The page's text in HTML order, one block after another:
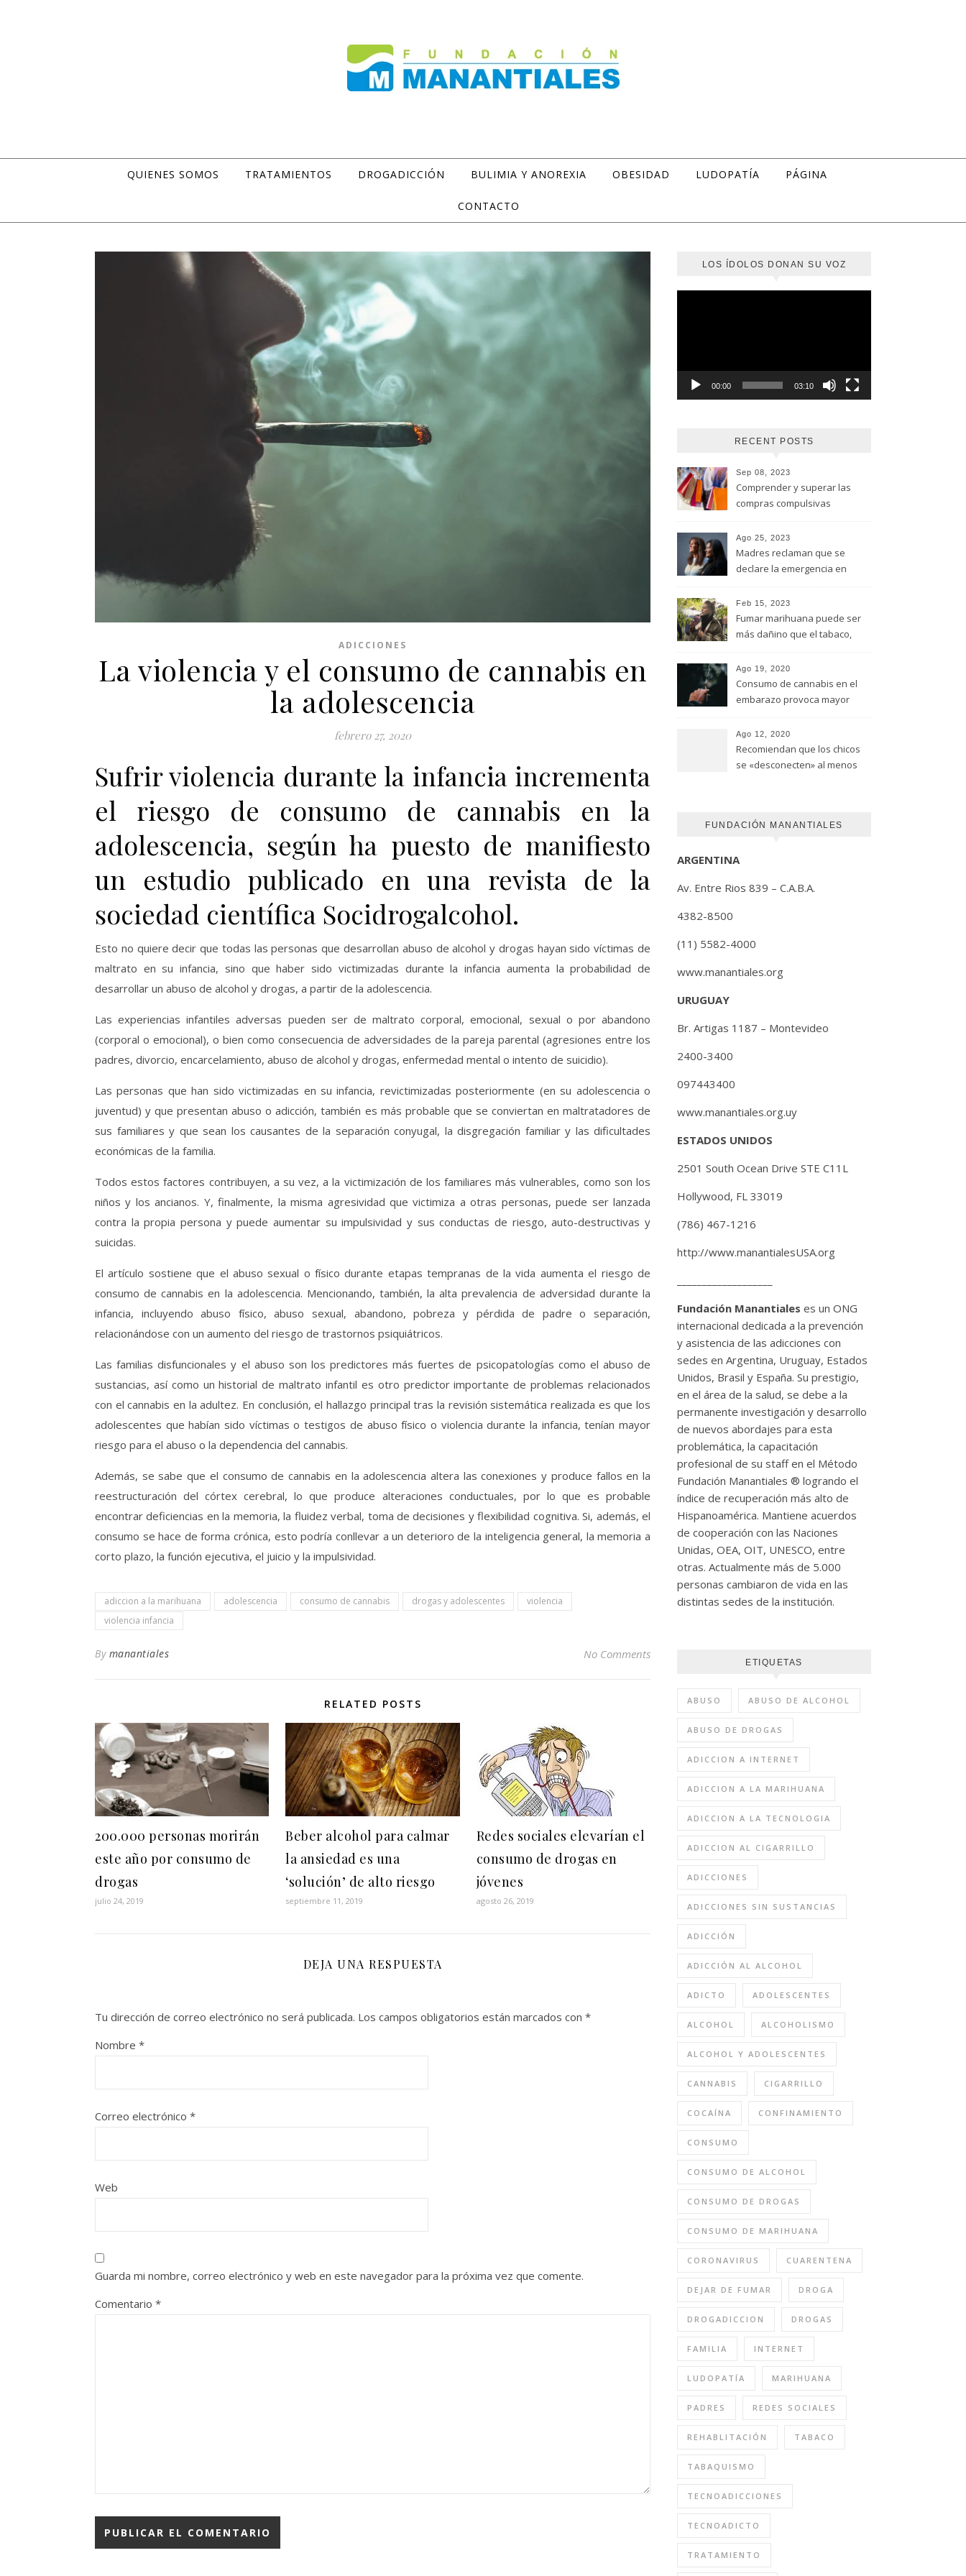
QUIENES SOMOS TRATAMIENTOS DROGADICCIÓN BULIMIA Y ANOREXIA OBESIDAD LUDOPATÍA PÁGINA
CONTACTO
ADICCIONES
La violencia y el consumo de cannabis en
la adolescencia
febrero 27, 2020
Sufrir violencia durante la infancia incrementa
el riesgo de consumo de cannabis en la
adolescencia, según ha puesto de manifiesto
un estudio publicado en una revista de la
sociedad científica Socidrogalcohol.
Esto no quiere decir que todas las personas que desarrollan abuso de alcohol y drogas hayan sido víctimas de
maltrato en su infancia, sino que haber sido victimizadas durante la infancia aumenta la probabilidad de
desarrollar un abuso de alcohol y drogas, a partir de la adolescencia.
Las experiencias infantiles adversas pueden ser de maltrato corporal, emocional, sexual o por abandono
(corporal o emocional), o bien como consecuencia de adversidades de la pareja parental (agresiones entre los
padres, divorcio, encarcelamiento, abuso de alcohol y drogas, enfermedad mental o intento de suicidio).
Las personas que han sido victimizadas en su infancia, revictimizadas posteriormente (en su adolescencia o
juventud) y que presentan abuso o adicción, también es más probable que se conviertan en maltratadores de
sus familiares y que sean los causantes de la separación conyugal, la disgregación familiar y las dificultades
económicas de la familia.
Todos estos factores contribuyen, a su vez, a la victimización de los familiares más vulnerables, como son los
niños y los ancianos. Y, finalmente, la misma agresividad que victimiza a otras personas, puede ser lanzada
contra la propia persona y puede aumentar su impulsividad y sus conductas de riesgo, auto-destructivas y
suicidas.
El artículo sostiene que el abuso sexual o físico durante etapas tempranas de la vida aumenta el riesgo de
consumo de cannabis en la adolescencia. Mencionando, también, la alta prevalencia de adversidad durante la
infancia, incluyendo abuso físico, abuso sexual, abandono, pobreza y pérdida de padre o separación,
relacionándose con un aumento del riesgo de trastornos psiquiátricos.
Las familias disfuncionales y el abuso son los predictores más fuertes de psicopatologías como el abuso de
sustancias, así como un historial de maltrato infantil es otro predictor importante de problemas relacionados
con el cannabis en la adultez. En conclusión, el hallazgo principal tras la revisión sistemática realizada es que los
adolescentes que habían sido víctimas o testigos de abuso físico o violencia durante la infancia, tenían mayor
riesgo para el abuso o la dependencia del cannabis.
Además, se sabe que el consumo de cannabis en la adolescencia altera las conexiones y produce fallos en la
reestructuración del córtex cerebral, lo que produce alteraciones conductuales, por lo que es probable
encontrar deficiencias en la memoria, la fluidez verbal, toma de decisiones y flexibilidad cognitiva. Si, además, el
consumo se hace de forma crónica, esto podría conllevar a un deterioro de la inteligencia general, la memoria a
corto plazo, la función ejecutiva, el juicio y la impulsividad.
adiccion a la marihuana adolescencia consumo de cannabis drogas y adolescentes
violencia
violencia infancia
By manantiales No Comments
RELATED POSTS
200.000 personas morirán
este año por consumo de
drogas
julio 24, 2019
Beber alcohol para calmar
la ansiedad es una
‘solución’ de alto riesgo
septiembre 11, 2019
Redes sociales elevarían el
consumo de drogas en
jóvenes
agosto 26, 2019
DEJA UNA RESPUESTA
Tu dirección de correo electrónico no será publicada. Los campos obligatorios están marcados con *
Nombre *
Correo electrónico *
Web
Guarda mi nombre, correo electrónico y web en este navegador para la próxima vez que comente.
Comentario *
LOS ÍDOLOS DONAN SU VOZ
00:00 03:10
RECENT POSTS
Sep 08, 2023
Comprender y superar las
compras compulsivas
Ago 25, 2023
Madres reclaman que se
declare la emergencia en
Feb 15, 2023
Fumar marihuana puede ser
más dañino que el tabaco,
Universidad de Ottawa
Ago 19, 2020
Consumo de cannabis en el
embarazo provoca mayor
(FUNDACION MANANTIALES)
Ago 12, 2020
Recomiendan que los chicos
se «desconecten» al menos
FUNDACIÓN MANANTIALES
ARGENTINA
Av. Entre Rios 839 – C.A.B.A.
4382-8500
(11) 5582-4000
www.manantiales.org
URUGUAY
Br. Artigas 1187 – Montevideo
2400-3400
097443400
www.manantiales.org.uy
ESTADOS UNIDOS
2501 South Ocean Drive STE C11L
Hollywood, FL 33019
(786) 467-1216
http://www.manantialesUSA.org
Fundación Manantiales es un ONG
internacional dedicada a la prevención
y asistencia de las adicciones con
sedes en Argentina, Uruguay, Estados
Unidos, Brasil y España. Su prestigio,
en el área de la salud, se debe a la
permanente investigación y desarrollo
de nuevos abordajes para esta
problemática, la capacitación
profesional de su staff en el Método
Fundación Manantiales ® logrando el
índice de recuperación más alto de
Hispanoamérica. Mantiene acuerdos
de cooperación con las Naciones
Unidas, OEA, OIT, UNESCO, entre
otras. Actualmente más de 5.000
personas cambiaron de vida en las
distintas sedes de la institución.
ETIQUETAS
ABUSO ABUSO DE ALCOHOL
ABUSO DE DROGAS
ADICCION A INTERNET
ADICCION A LA MARIHUANA
ADICCION A LA TECNOLOGIA
ADICCION AL CIGARRILLO
ADICCIONES
ADICCIONES SIN SUSTANCIAS
ADICCIÓN
ADICCIÓN AL ALCOHOL
ADICTO ADOLESCENTES
ALCOHOL ALCOHOLISMO
ALCOHOL Y ADOLESCENTES
CANNABIS CIGARRILLO
COCAÍNA CONFINAMIENTO
CONSUMO
CONSUMO DE ALCOHOL
CONSUMO DE DROGAS
CONSUMO DE MARIHUANA
CORONAVIRUS CUARENTENA
DEJAR DE FUMAR DROGA
DROGADICCION DROGAS
FAMILIA INTERNET
LUDOPATÍA MARIHUANA
PADRES REDES SOCIALES
REHABLITACIÓN TABACO
TABAQUISMO
TECNOADICCIONES
TECNOADICTO
TRATAMIENTO